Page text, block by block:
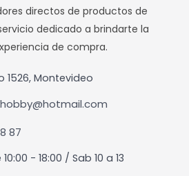
directos de productos de
dedicado a brindarte la
de compra.
1526, Montevideo
87
- 18:00 / Sab 10 a 13